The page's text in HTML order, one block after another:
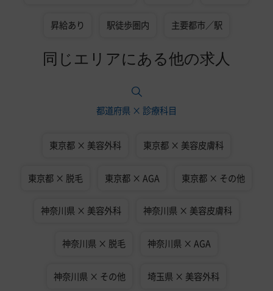
昇給あり 駅徒歩圏内 主要都市／駅
同じエリアにある他の求人
都道府県 × 診療科目
東京都 × 美容外科 東京都 × 美容皮膚科
東京都 × 脱毛 東京都 × AGA 東京都 × その他
神奈川県 × 美容外科 神奈川県 × 美容皮膚科
神奈川県 × 脱毛 神奈川県 × AGA
神奈川県 × その他 埼玉県 × 美容外科